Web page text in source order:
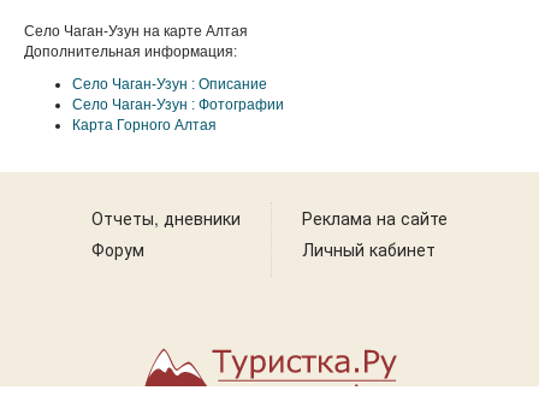
Село Чаган-Узун на карте Алтая
Дополнительная информация:
Село Чаган-Узун : Описание
Село Чаган-Узун : Фотографии
Карта Горного Алтая
Отчеты, дневники
Форум
Реклама на сайте
Личный кабинет